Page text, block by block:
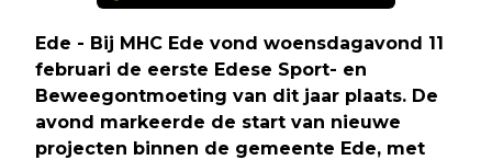
Ede - Bij MHC Ede vond woensdagavond 11
februari de eerste Edese Sport- en
Beweegontmoeting van dit jaar plaats. De
avond markeerde de start van nieuwe
projecten binnen de gemeente Ede, met